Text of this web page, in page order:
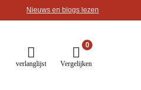
Nieuws en blogs lezen
verlanglijst
0
Vergelijken